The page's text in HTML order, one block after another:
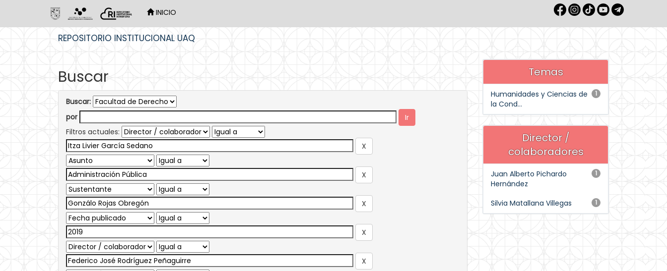
INICIO
REPOSITORIO INSTITUCIONAL UAQ
Buscar
Buscar:
por
Filtros actuales:
Temas
1
Humanidades y Ciencias de
la Cond...
Director /
colaboradores
1
Juan Alberto Pichardo
Hernández
1
Silvia Matallana Villegas